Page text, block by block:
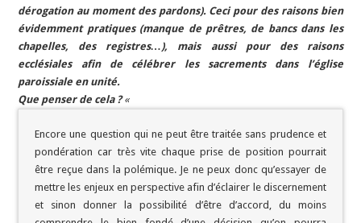
dérogation au moment des pardons). Ceci pour des raisons bien
évidemment pratiques (manque de prêtres, de bancs dans les
chapelles, des registres…), mais aussi pour des raisons
ecclésiales afin de célébrer les sacrements dans l’église
paroissiale en unité.
Que penser de cela ?«
Encore une question qui ne peut être traitée sans prudence et
pondération car très vite chaque prise de position pourrait
être reçue dans la polémique. Je ne peux donc qu’essayer de
mettre les enjeux en perspective afin d’éclairer le discernement
et sinon donner la possibilité d’être d’accord, du moins